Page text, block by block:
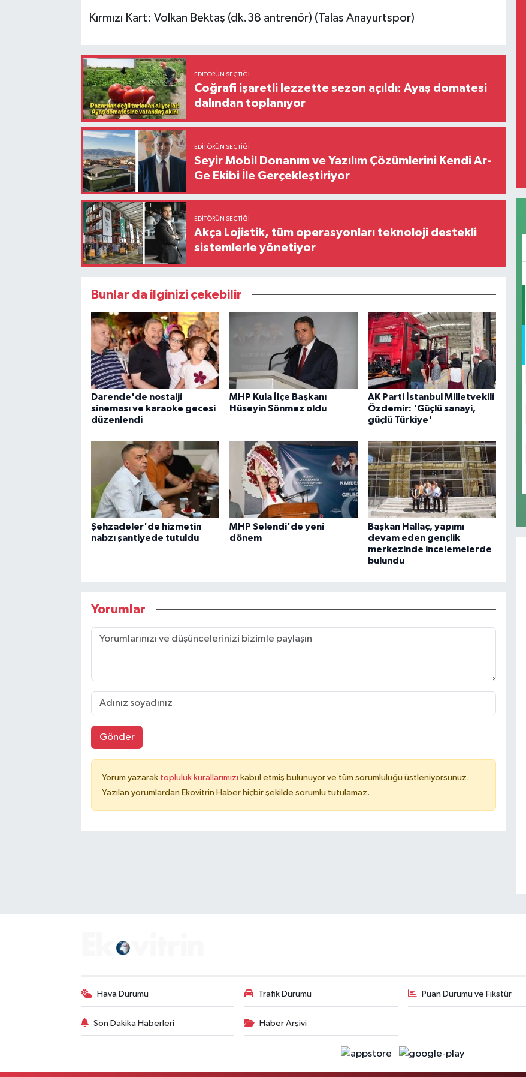
Kırmızı Kart: Volkan Bektaş (dk.38 antrenör) (Talas Anayurtspor)
EDITÖRÜN SEÇTIĞI
Coğrafi işaretli lezzette sezon açıldı: Ayaş domatesi
dalından toplanıyor
EDITÖRÜN SEÇTIĞI
Seyir Mobil Donanım ve Yazılım Çözümlerini Kendi Ar-
Ge Ekibi İle Gerçekleştiriyor
EDITÖRÜN SEÇTIĞI
Akça Lojistik, tüm operasyonları teknoloji destekli
sistemlerle yönetiyor
Bunlar da ilginizi çekebilir
Darende'de nostalji
sineması ve karaoke gecesi
düzenlendi
MHP Kula İlçe Başkanı
Hüseyin Sönmez oldu
AK Parti İstanbul Milletvekili
Özdemir: 'Güçlü sanayi,
güçlü Türkiye'
Şehzadeler'de hizmetin
nabzı şantiyede tutuldu
MHP Selendi'de yeni
dönem
Başkan Hallaç, yapımı
devam eden gençlik
merkezinde incelemelerde
bulundu
Yorumlar
Gönder
Yorum yazarak topluluk kurallarımızı kabul etmiş bulunuyor ve tüm sorumluluğu üstleniyorsunuz.
Yazılan yorumlardan Ekovitrin Haber hiçbir şekilde sorumlu tutulamaz.
Hava Durumu Trafik Durumu Puan Durumu ve Fikstür
Son Dakika Haberleri Haber Arşivi